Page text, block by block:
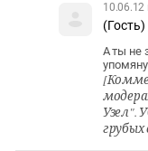
10.06.12
(Гость)
А ты не
Узел".
грубых